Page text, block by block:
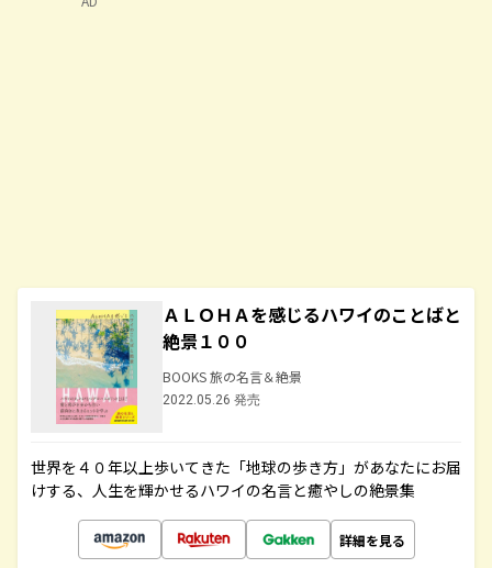
ＡＬＯＨＡを感じるハワイのことばと
絶景１００
BOOKS 旅の名言＆絶景
2022.05.26 発売
世界を４０年以上歩いてきた「地球の歩き方」があなたにお届
けする、人生を輝かせるハワイの名言と癒やしの絶景集
詳細を見る